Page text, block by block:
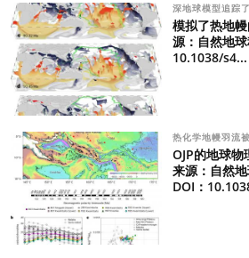
深地球模型追踪
模拟了热地
源：自然地
10.1038/s4...
热化学地幔羽流
OJP的地球
来源：自然地
DOI：